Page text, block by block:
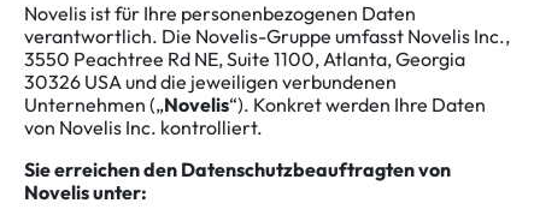
Novelis ist für Ihre personenbezogenen Daten
verantwortlich. Die Novelis-Gruppe umfasst Novelis Inc.,
3550 Peachtree Rd NE, Suite 1100, Atlanta, Georgia
30326 USA und die jeweiligen verbundenen
Unternehmen („Novelis“). Konkret werden Ihre Daten
von Novelis Inc. kontrolliert.
Sie erreichen den Datenschutzbeauftragten von
Novelis unter: